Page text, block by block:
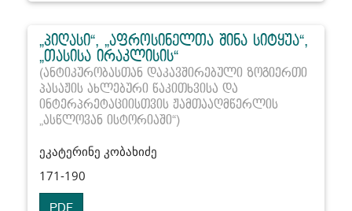
„პიღასი“, „აფროსინელთა შინა სიტყუა“,
„თასისა ირაკლისის“
(ანტიკურობასთან დაკავშირებული ზოგიერთი
პასაჟის ახლებური წაკითხვისა და
ინტერპრეტაციისთვის ჟამთააღმწერლის
„ასწლოვან ისტორიაში“)
ეკატერინე კობახიძე
171-190
PDF